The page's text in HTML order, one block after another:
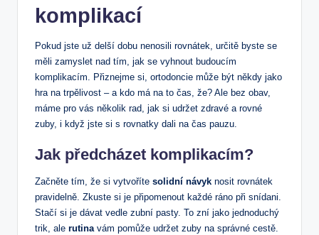
komplikací
Pokud jste už delší dobu nenosili rovnátek, určitě byste se
měli zamyslet nad tím, jak se vyhnout budoucím
komplikacím. Přiznejme si, ortodoncie může být někdy jako
hra na trpělivost – a kdo má na to čas, že? Ale bez obav,
máme pro vás několik rad, jak si udržet zdravé a rovné
zuby, i když jste si s rovnatky dali na čas pauzu.
Jak předcházet komplikacím?
Začněte tím, že si vytvoříte solidní návyk nosit rovnátek
pravidelně. Zkuste si je připomenout každé ráno při snídani.
Stačí si je dávat vedle zubní pasty. To zní jako jednoduchý
trik, ale rutinavám pomůže udržet zuby na správné cestě.